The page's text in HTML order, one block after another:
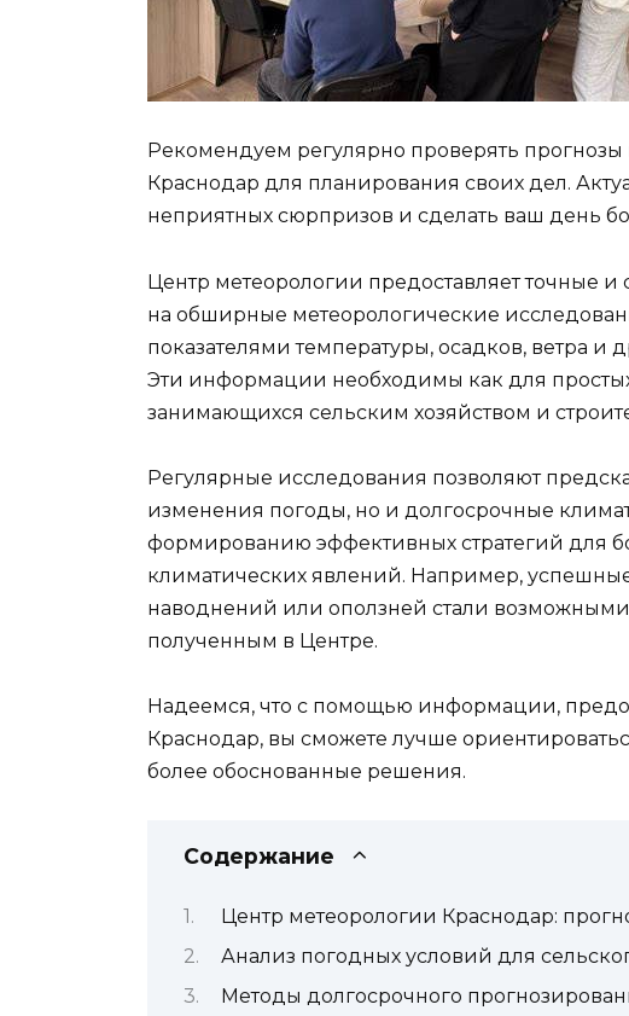
Рекомендуем регулярно проверять
Краснодар для планирования своих дел.
неприятных сюрпризов и сделать ваш день
Центр метеорологии предоставляет точные
на обширные метеорологические
показателями температуры, осадков, ветра и
Эти информации необходимы как для
занимающихся сельским хозяйством и
Регулярные исследования позволяют
изменения погоды, но и долгосрочные
формированию эффективных стратегий для
климатических явлений. Например,
наводнений или оползней стали
полученным в Центре.
Надеемся, что с помощью информации,
Краснодар, вы сможете лучше
более обоснованные решения.
Содержание
Центр метеорологии Краснодар:
Анализ погодных условий для
Методы долгосрочного